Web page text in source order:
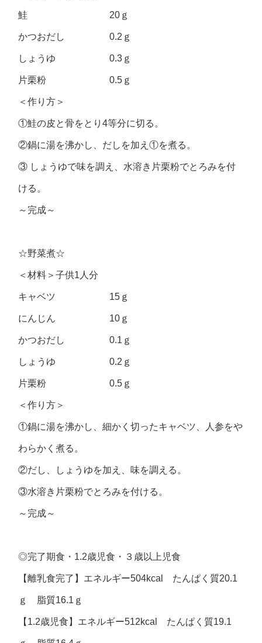
鮭 20ｇ
かつおだし 0.2ｇ
しょうゆ 0.3ｇ
片栗粉 0.5ｇ
＜作り方＞
①鮭の皮と骨をとり4等分に切る。
②鍋に湯を沸かし、だしを加え①を煮る。
③ しょうゆで味を調え、水溶き片栗粉でとろみを付
ける。
～完成～
☆野菜煮☆
＜材料＞子供1人分
キャベツ 15ｇ
にんじん 10ｇ
かつおだし 0.1ｇ
しょうゆ 0.2ｇ
片栗粉 0.5ｇ
＜作り方＞
①鍋に湯を沸かし、細かく切ったキャベツ、人参をや
わらかく煮る。
②だし、しょうゆを加え、味を調える。
③水溶き片栗粉でとろみを付ける。
～完成～
◎完了期食・ 1.2歳児食・３歳以上児食
【離乳食完了】エネルギー504kcal たんぱく質20.1
ｇ 脂質16.1ｇ
【1.2歳児食】エネルギー512kcal たんぱく質19.1